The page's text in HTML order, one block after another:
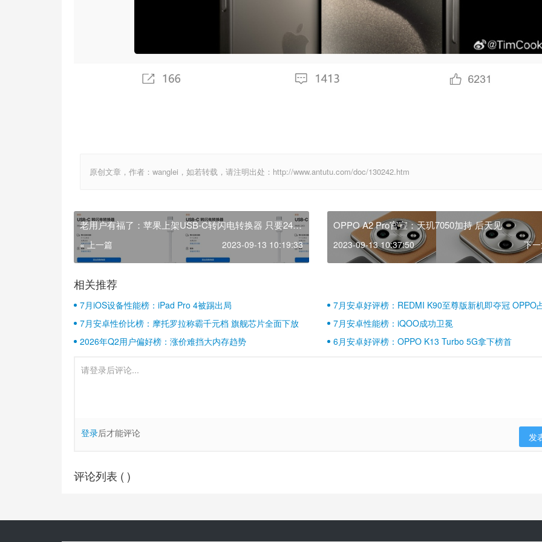
原创文章，作者：wanglei，如若转载，请注明出处：http://www.antutu.com/doc/130242.htm
老用户有福了：苹果上架USB-C转闪电转换器 只要243
元
« 上一篇 2023-09-13 10:19:33
OPPO A2 Pro官宣：天玑7050加持 后天见
2023-09-13 10:37:50 下
相关推荐
7月iOS设备性能榜：iPad Pro 4被踢出局
7月安卓好评榜：REDMI K90至尊版新机即夺冠 OPPO
壁江山
7月安卓性价比榜：摩托罗拉称霸千元档 旗舰芯片全面下放
7月安卓性能榜：iQOO成功卫冕
2026年Q2用户偏好榜：涨价难挡大内存趋势
6月安卓好评榜：OPPO K13 Turbo 5G拿下榜首
登录后才能评论 发
评论列表 ( )